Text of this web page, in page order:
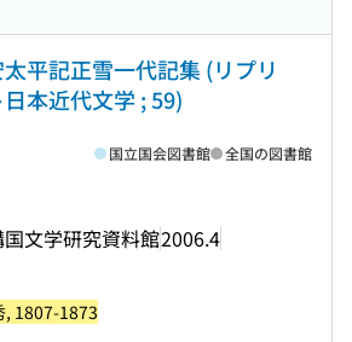
平記正雪一代記集 (リプリ
本近代文学 ; 59)
文学研究資料館2006.4
国立国会図書館 全国の図書館
, 1807-1873